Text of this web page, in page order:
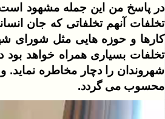
در پاسخ من این جمله مشهود است
تخلفات آنهم تخلفاتی که جان
کارها و حوزه هایی مثل شورای
تخلفات بسیاری همراه خواهد
شهروندان را دچار مخاطره نماید.
محسوب می گردد.